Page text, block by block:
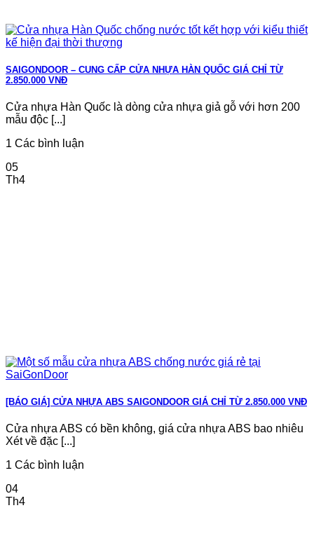
SAIGONDOOR – CUNG CẤP CỬA NHỰA HÀN QUỐC GIÁ CHỈ TỪ
2.850.000 VNĐ
Cửa nhựa Hàn Quốc là dòng cửa nhựa giả gỗ với hơn 200
mẫu độc [...]
1 Các bình luận
05
Th4
[BÁO GIÁ] CỬA NHỰA ABS SAIGONDOOR GIÁ CHỈ TỪ 2.850.000 VNĐ
Cửa nhựa ABS có bền không, giá cửa nhựa ABS bao nhiêu
Xét về đặc [...]
1 Các bình luận
04
Th4